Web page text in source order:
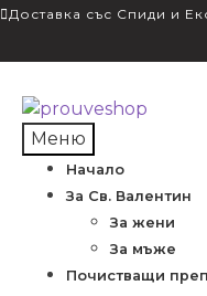
Доставка със Спиди и
Skip
to
navigation
Skip
to
content
Меню
Начало
За Св. Валентин
За жени
За мъже
Почистващи